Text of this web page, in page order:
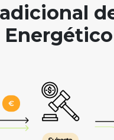
Energético